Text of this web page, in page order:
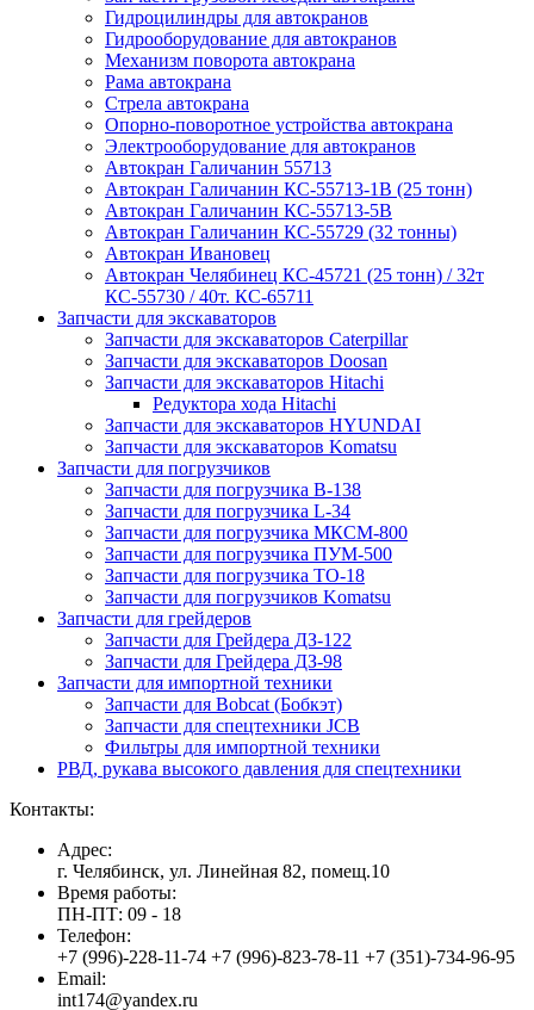
Гидроцилиндры для автокранов
Гидрооборудование для автокранов
Механизм поворота автокрана
Рама автокрана
Стрела автокрана
Опорно-поворотное устройства автокрана
Электрооборудование для автокранов
Автокран Галичанин 55713
Автокран Галичанин КС-55713-1В (25 тонн)
Автокран Галичанин КС-55713-5В
Автокран Галичанин КС-55729 (32 тонны)
Автокран Ивановец
Автокран Челябинец КС-45721 (25 тонн) / 32т
КС-55730 / 40т. КС-65711
Запчасти для экскаваторов
Запчасти для экскаваторов Caterpillar
Запчасти для экскаваторов Doosan
Запчасти для экскаваторов Hitachi
Редуктора хода Hitachi
Запчасти для экскаваторов HYUNDAI
Запчасти для экскаваторов Komatsu
Запчасти для погрузчиков
Запчасти для погрузчика B-138
Запчасти для погрузчика L-34
Запчасти для погрузчика МКСМ-800
Запчасти для погрузчика ПУМ-500
Запчасти для погрузчика ТО-18
Запчасти для погрузчиков Komatsu
Запчасти для грейдеров
Запчасти для Грейдера ДЗ-122
Запчасти для Грейдера ДЗ-98
Запчасти для импортной техники
Запчасти для Bobcat (Бобкэт)
Запчасти для спецтехники JCB
Фильтры для импортной техники
РВД, рукава высокого давления для спецтехники
Контакты:
Адрес:
г. Челябинск, ул. Линейная 82, помещ.10
Время работы:
ПН-ПТ: 09 - 18
Телефон:
+7 (996)-228-11-74 +7 (996)-823-78-11 +7 (351)-734-96-95
Email:
int174@yandex.ru